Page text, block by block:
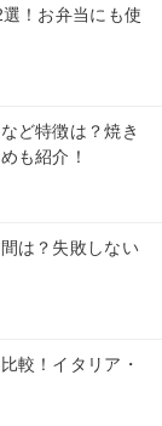
！お弁当にも使
ど特徴は？焼き
も紹介！
は？失敗しない
較！イタリア・